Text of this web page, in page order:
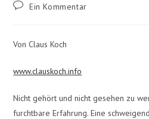
Ein Kommentar
Von Claus Koch
www.clauskoch.info
Nicht gehört und nicht gesehen zu
furchtbare Erfahrung. Eine